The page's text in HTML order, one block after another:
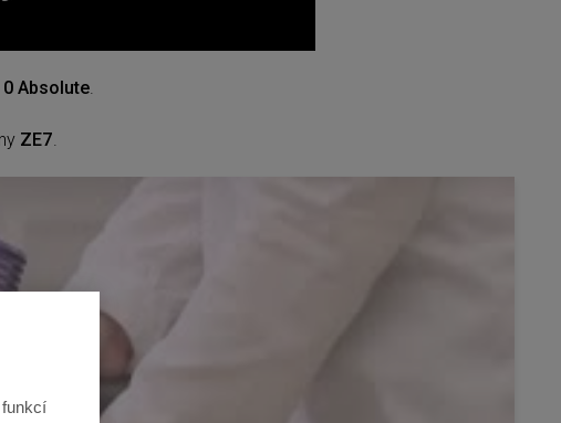
Absolute.
ZE7.